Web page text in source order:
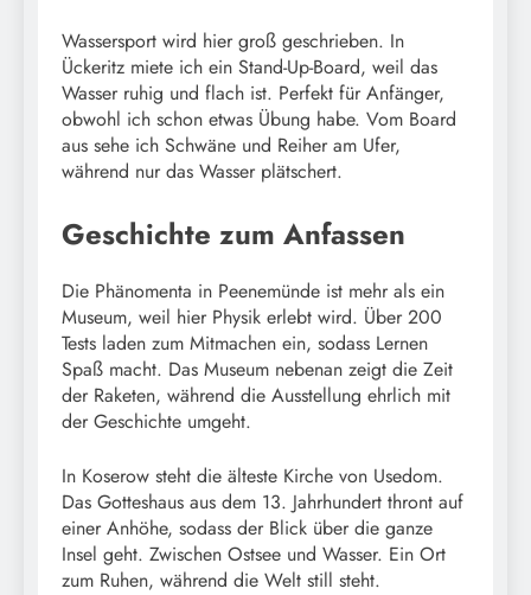
Wassersport wird hier groß geschrieben. In
Ückeritz miete ich ein Stand-Up-Board, weil das
Wasser ruhig und flach ist. Perfekt für Anfänger,
obwohl ich schon etwas Übung habe. Vom Board
aus sehe ich Schwäne und Reiher am Ufer,
während nur das Wasser plätschert.
Geschichte zum Anfassen
Die Phänomenta in Peenemünde ist mehr als ein
Museum, weil hier Physik erlebt wird. Über 200
Tests laden zum Mitmachen ein, sodass Lernen
Spaß macht. Das Museum nebenan zeigt die Zeit
der Raketen, während die Ausstellung ehrlich mit
der Geschichte umgeht.
In Koserow steht die älteste Kirche von Usedom.
Das Gotteshaus aus dem 13. Jahrhundert thront auf
einer Anhöhe, sodass der Blick über die ganze
Insel geht. Zwischen Ostsee und Wasser. Ein Ort
zum Ruhen, während die Welt still steht.